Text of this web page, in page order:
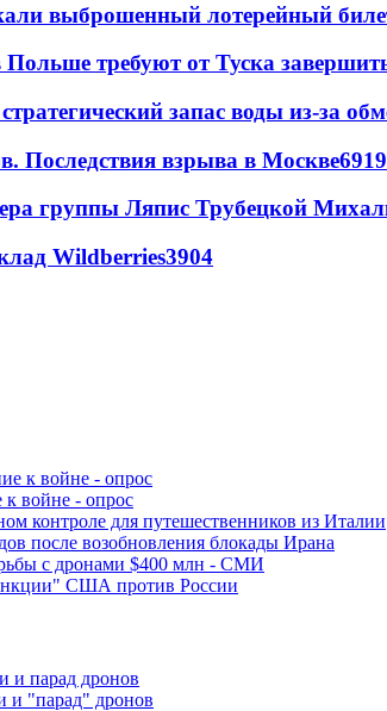
выброшенный лотерейный
Польше требуют от Туска
запас воды из-за
Последствия взрыва в Москве6919
группы Ляпис Трубецкой
Wildberries3904
войне - опрос
контроле для путешественников из Италии
после возобновления блокады Ирана
с дронами $400 млн - СМИ
США против России
и "парад" дронов